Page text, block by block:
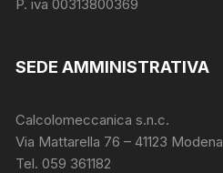
P. iva 00313800369
SEDE AMMINISTRATIVA
Calcolomeccanica s.n.c.
Via Mattarella 76 – 41123 Modena
Tel. 059 361182